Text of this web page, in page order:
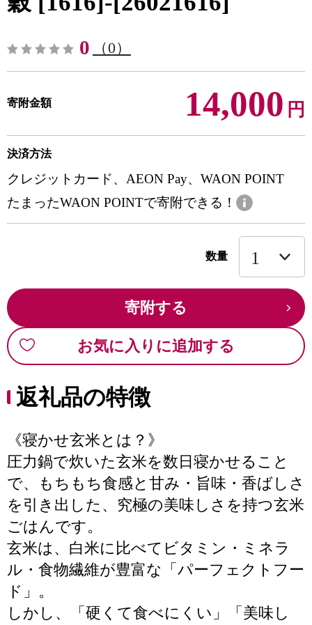
0 （0）
寄附金額 14,000 円
決済方法
クレジットカード、AEON Pay、WAON POINT
たまったWAON POINTで寄附できる！
数量
寄附する
お気に入りに追加する
返礼品の特徴
《寝かせ玄米とは？》
圧力鍋で炊いた玄米を数日寝かせること
で、もちもち食感と甘み・旨味・香ばしさ
を引き出した、究極の美味しさを持つ玄米
ごはんです。
玄米は、白米に比べてビタミン・ミネラ
ル・食物繊維が豊富な「パーフェクトフー
ド」。
しかし、「硬くて食べにくい」「美味し